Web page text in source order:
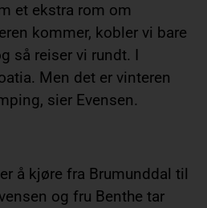
et ekstra rom om
kommer, kobler vi bare
så reiser vi rundt. I
Men det er vinteren
sier Evensen.
å kjøre fra Brumunddal til
og fru Benthe tar